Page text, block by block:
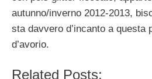
autunno/inverno 2012-2013,
sta davvero d’incanto a questa
d’avorio.
Related Posts: